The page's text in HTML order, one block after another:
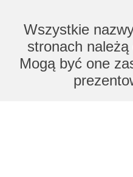
Wszystkie
stronach należą
Mogą być one